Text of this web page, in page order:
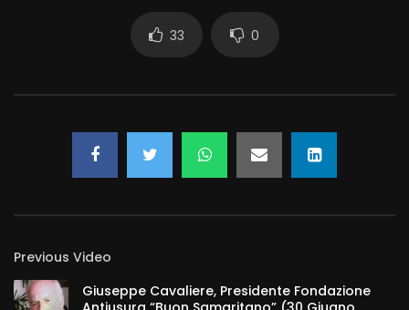
33 0
Previous Video
Giuseppe Cavaliere, Presidente Fondazione